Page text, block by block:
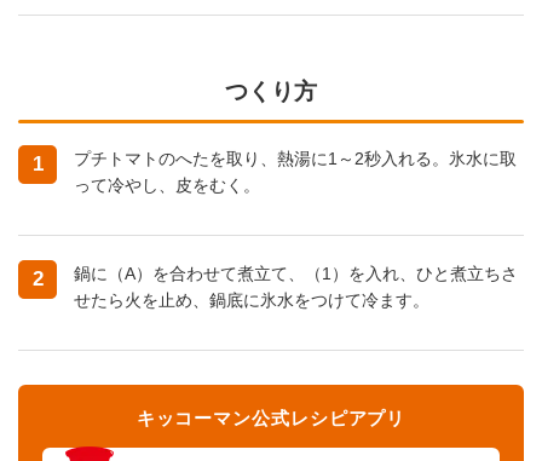
つくり方
1
プチトマトのへたを取り、熱湯に1～2秒入れる。氷水に取
って冷やし、皮をむく。
2
鍋に（A）を合わせて煮立て、（1）を入れ、ひと煮立ちさ
せたら火を止め、鍋底に氷水をつけて冷ます。
キッコーマン公式レシピアプリ